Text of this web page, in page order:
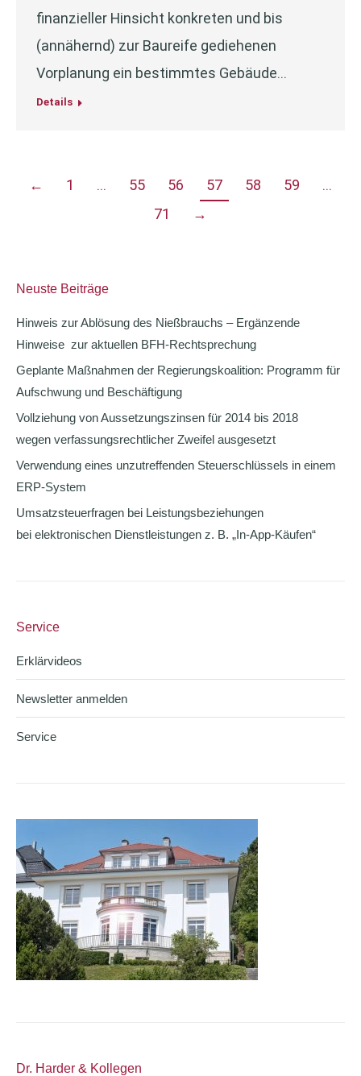
finanzieller Hinsicht konkreten und bis
(annähernd) zur Baureife gediehenen
Vorplanung ein bestimmtes Gebäude…
Details
← 1 … 55 56 57 58 59
…
71
→
Neuste Beiträge
Hinweis zur Ablösung des Nießbrauchs – Ergänzende
Hinweise zur aktuellen BFH-Rechtsprechung
Geplante Maßnahmen der Regierungskoalition: Programm für
Aufschwung und Beschäftigung
Vollziehung von Aussetzungszinsen für 2014 bis 2018
wegen verfassungsrechtlicher Zweifel ausgesetzt
Verwendung eines unzutreffenden Steuerschlüssels in einem
ERP-System
Umsatzsteuerfragen bei Leistungsbeziehungen
bei elektronischen Dienstleistungen z. B. „In-App-Käufen“
Service
Erklärvideos
Newsletter anmelden
Service
Dr. Harder & Kollegen